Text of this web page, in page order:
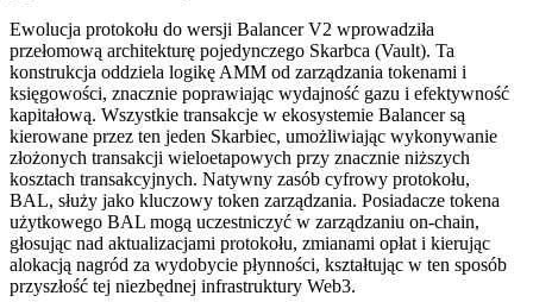
Ewolucja protokołu do wersji Balancer V2 wprowadziła
przełomową architekturę pojedynczego Skarbca (Vault). Ta
konstrukcja oddziela logikę AMM od zarządzania tokenami i
księgowości, znacznie poprawiając wydajność gazu i efektywność
kapitałową. Wszystkie transakcje w ekosystemie Balancer są
kierowane przez ten jeden Skarbiec, umożliwiając wykonywanie
złożonych transakcji wieloetapowych przy znacznie niższych
kosztach transakcyjnych. Natywny zasób cyfrowy protokołu,
BAL, służy jako kluczowy token zarządzania. Posiadacze tokena
użytkowego BAL mogą uczestniczyć w zarządzaniu on-chain,
głosując nad aktualizacjami protokołu, zmianami opłat i kierując
alokacją nagród za wydobycie płynności, kształtując w ten sposób
przyszłość tej niezbędnej infrastruktury Web3.